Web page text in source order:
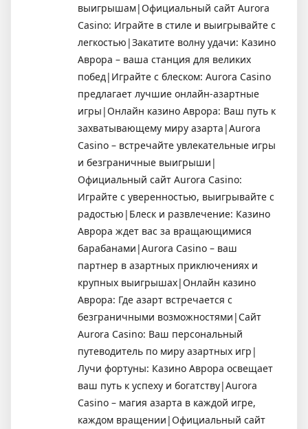
выигрышам|Официальный сайт Aurora
Casino: Играйте в стиле и выигрывайте с
легкостью|Закатите волну удачи: Казино
Аврора – ваша станция для великих
побед|Играйте с блеском: Aurora Casino
предлагает лучшие онлайн-азартные
игры|Онлайн казино Аврора: Ваш путь к
захватывающему миру азарта|Aurora
Casino – встречайте увлекательные игры
и безграничные выигрыши|
Официальный сайт Aurora Casino:
Играйте с уверенностью, выигрывайте с
радостью|Блеск и развлечение: Казино
Аврора ждет вас за вращающимися
барабанами|Aurora Casino – ваш
партнер в азартных приключениях и
крупных выигрышах|Онлайн казино
Аврора: Где азарт встречается с
безграничными возможностями|Сайт
Aurora Casino: Ваш персональный
путеводитель по миру азартных игр|
Лучи фортуны: Казино Аврора освещает
ваш путь к успеху и богатству|Aurora
Casino – магия азарта в каждой игре,
каждом вращении|Официальный сайт